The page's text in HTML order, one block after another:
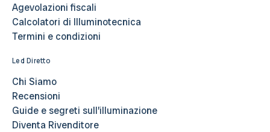
Agevolazioni fiscali
Calcolatori di Illuminotecnica
Termini e condizioni
Led Diretto
Chi Siamo
Recensioni
Guide e segreti sull’illuminazione
Diventa Rivenditore